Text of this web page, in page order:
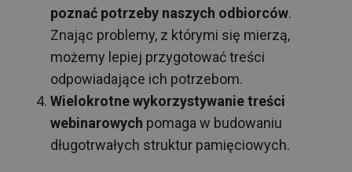
poznać potrzeby naszych odbiorców.
Znając problemy, z którymi się mierzą,
możemy lepiej przygotować treści
odpowiadające ich potrzebom.
Wielokrotne wykorzystywanie treści
webinarowych pomaga w budowaniu
długotrwałych struktur pamięciowych.